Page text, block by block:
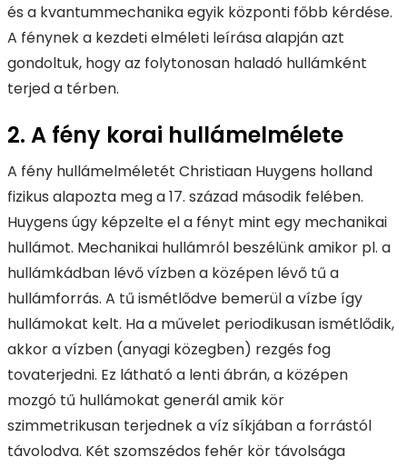
és a kvantummechanika egyik központi főbb kérdése.
A fénynek a kezdeti elméleti leírása alapján azt
gondoltuk, hogy az folytonosan haladó hullámként
terjed a térben.
2. A fény korai hullámelmélete
A fény hullámelméletét Christiaan Huygens holland
fizikus alapozta meg a 17. század második felében.
Huygens úgy képzelte el a fényt mint egy mechanikai
hullámot. Mechanikai hullámról beszélünk amikor pl. a
hullámkádban lévő vízben a középen lévő tű a
hullámforrás. A tű ismétlődve bemerül a vízbe így
hullámokat kelt. Ha a művelet periodikusan ismétlődik,
akkor a vízben (anyagi közegben) rezgés fog
tovaterjedni. Ez látható a lenti ábrán, a középen
mozgó tű hullámokat generál amik kör
szimmetrikusan terjednek a víz síkjában a forrástól
távolodva. Két szomszédos fehér kör távolsága